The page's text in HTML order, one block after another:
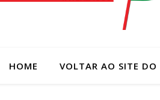
HOME VOLTAR AO SITE DO